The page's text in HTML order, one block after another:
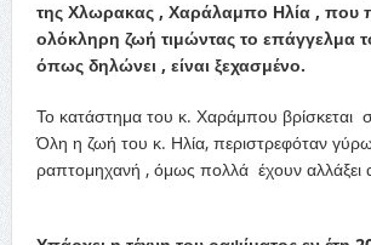
της Χλωρακας , Χαράλαμπο Ηλία , που
ολόκληρη ζωή τιμώντας το επάγγελμα
όπως δηλώνει , είναι ξεχασμένο.
Το κατάστημα του κ. Χαράμπου βρίσκεται
Όλη η ζωή του κ. Ηλία, περιστρεφόταν
ραπτομηχανή , όμως πολλά έχουν αλλάξει